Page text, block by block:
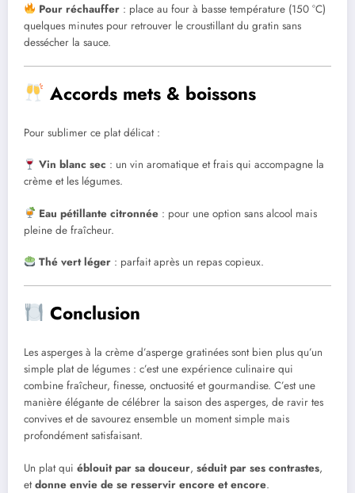
Pour réchauffer : place au four à basse température (150 °C)
quelques minutes pour retrouver le croustillant du gratin sans
dessécher la sauce.
Accords mets & boissons
Pour sublimer ce plat délicat :
Vin blanc sec : un vin aromatique et frais qui accompagne la
crème et les légumes.
Eau pétillante citronnée : pour une option sans alcool mais
pleine de fraîcheur.
Thé vert léger : parfait après un repas copieux.
Conclusion
Les asperges à la crème d’asperge gratinées sont bien plus qu’un
simple plat de légumes : c’est une expérience culinaire qui
combine fraîcheur, finesse, onctuosité et gourmandise. C’est une
manière élégante de célébrer la saison des asperges, de ravir tes
convives et de savourez ensemble un moment simple mais
profondément satisfaisant.
Un plat qui éblouit par sa douceur, séduit par ses contrastes,
etdonne envie de se resservir encore et encore.